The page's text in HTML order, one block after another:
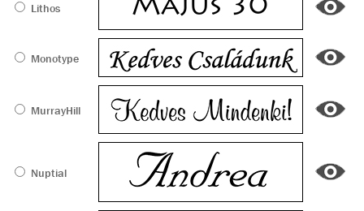
Lithos
Monotype
MurrayHill
Nuptial